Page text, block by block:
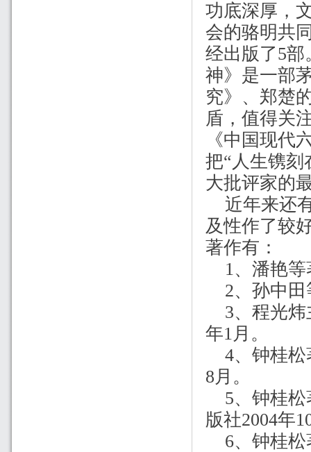
功底深厚，
会的骆明共
经出版了5部
神》是一部
究》、郑楚
盾，值得关
《中国现代
把“人生镌刻
大批评家的
近年来还
及性作了较
著作有：
1、潘艳
2、孙中
3、程光
年1月。
4、钟桂松
8月。
5、钟桂
版社2004年
6、钟桂松